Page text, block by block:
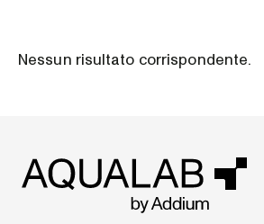
Nessun risultato corrispondente.